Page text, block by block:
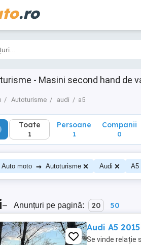
.ro
- Masini second hand de
Autoturisme audi a5
Toate
1
Toate
1
Persoane
1
Companii
0
Auto moto → Autoturisme Audi A5
– Anunțuri pe pagină: 20 50
Audi A5
Se vinde relație